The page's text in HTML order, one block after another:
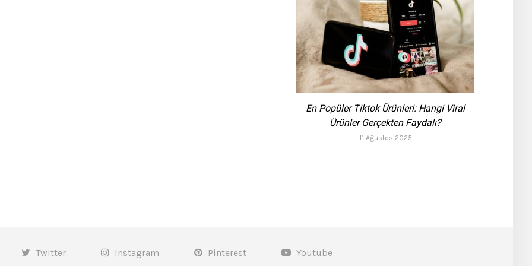
En Popüler Tiktok Ürünleri: Hangi Viral
Ürünler Gerçekten Faydalı?
11 Ağustos 2025
Twitter Instagram Pinterest Youtube